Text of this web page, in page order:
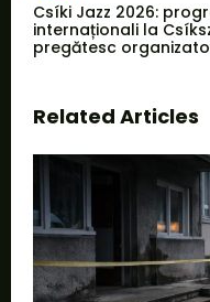
Csíki Jazz 2026:
internaționali la
pregătesc
Related Articles